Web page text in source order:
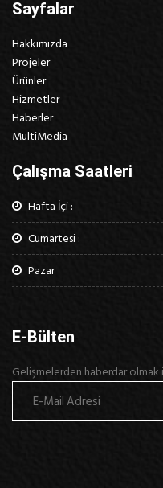
Sayfalar
Hakkımızda
Projeler
Ürünler
Hizmetler
Haberler
MultiMedia
Çalışma Saatleri
Hafta İçi :
Cumartesi :
Pazar
E-Bülten
Gelişmelerden haberdar olmak